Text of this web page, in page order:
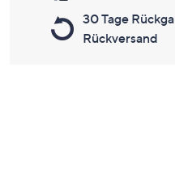
30 Tage
Rückversand